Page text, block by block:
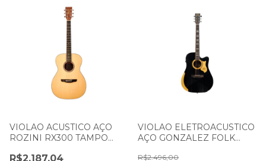
VIOLAO ACUSTICO AÇO
ROZINI RX300 TAMPO
R$2.187,04
VIOLAO ELETROACUSTICO
AÇO GONZALEZ FOLK
R$2.496,00